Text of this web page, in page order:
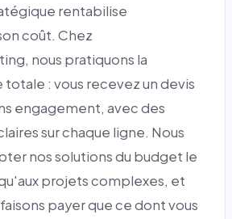
rentabilise
coût. Chez
nous pratiquons la
: vous recevez un devis
engagement, avec des
sur chaque ligne. Nous
nos solutions du budget le
projets complexes, et
payer que ce dont vous